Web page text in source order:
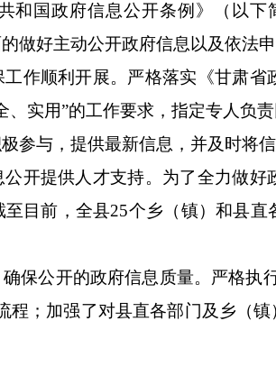
和国政府信息公开条例》（以
做好主动公开政府信息以及依法
工作顺利开展。严格落实《甘肃
实用”的工作要求，指定专人负
参与，提供最新信息，并及时将
公开提供人才支持。为了全力做
至目前，全县25个乡（镇）和县直
保公开的政府信息质量。严格
程；加强了对县直各部门及乡（